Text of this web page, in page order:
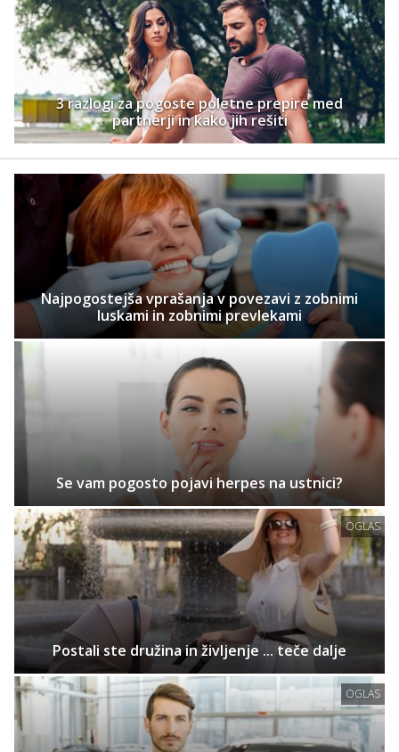
3 razlogi za pogoste poletne prepire med
partnerji in kako jih rešiti
Najpogostejša vprašanja v povezavi z zobnimi
luskami in zobnimi prevlekami
Se vam pogosto pojavi herpes na ustnici?
OGLAS
Postali ste družina in življenje ... teče dalje
OGLAS